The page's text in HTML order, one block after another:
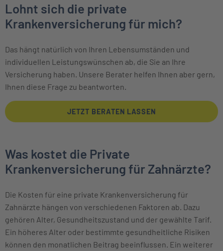
Lohnt sich die private
Krankenversicherung für mich?
Das hängt natürlich von Ihren Lebens­umständen und
individuellen Leistungs­wünschen ab, die Sie an Ihre
Versicherung haben. Unsere Berater helfen Ihnen aber gern,
Ihnen diese Frage zu beantworten.
JETZT BERATEN LASSEN
Was kostet die Private
Krankenversicherung für Zahnärzte?
Die Kosten für eine private Krankenversicherung für
Zahnärzte hängen von verschiedenen Faktoren ab. Dazu
gehören Alter, Gesundheitszustand und der gewählte Tarif.
Ein höheres Alter oder bestimmte gesundheitliche Risiken
können den monatlichen Beitrag beeinflussen. Ein weiterer